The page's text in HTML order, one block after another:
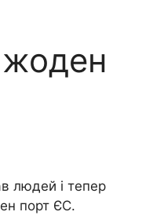
людей і тепер
порт ЄС.